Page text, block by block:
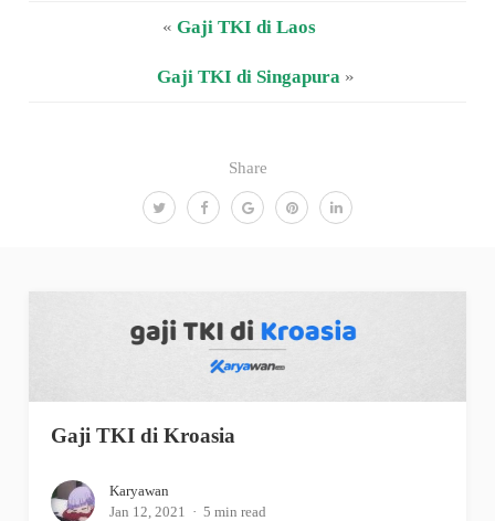
Share
« Gaji TKI di Laos
Gaji TKI di Singapura »
Gaji TKI di Kroasia
Karyawan
Jan 12, 2021
5 min read